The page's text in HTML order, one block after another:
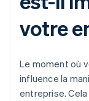
votre
Le moment où
influence la
entreprise.